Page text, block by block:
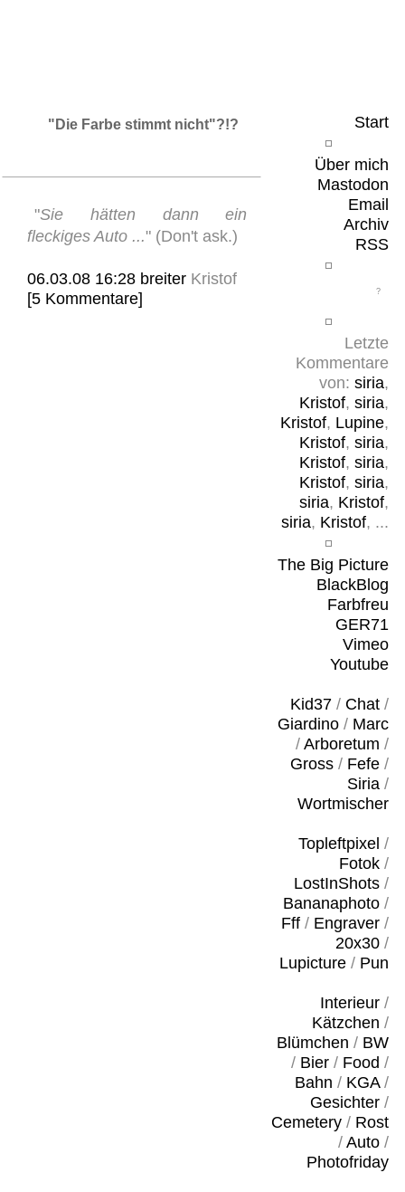
Start
Über mich
Mastodon
Email
Archiv
RSS
Letzte
Kommentare
von: siria,
Kristof, siria,
Kristof, Lupine,
Kristof, siria,
Kristof, siria,
Kristof, siria,
siria, Kristof,
siria, Kristof, ...
The Big Picture
BlackBlog
Farbfreu
GER71
Vimeo
Youtube
Kid37/ Chat/
Giardino/ Marc
/ Arboretum /
Gross/ Fefe/
Siria/
Wortmischer
Topleftpixel /
Fotok/
LostInShots/
Bananaphoto/
Fff/ Engraver/
20x30/
Lupicture/ Pun
Interieur/
Kätzchen /
Blümchen / BW
/ Bier/ Food /
Bahn / KGA/
Gesichter/
Cemetery/ Rost
/ Auto/
Photofriday
"Die Farbe stimmt nicht"?!?
"Sie hätten dann ein
fleckiges Auto ..." (Don't ask.)
06.03.08 16:28 breiter Kristof
[5 Kommentare]